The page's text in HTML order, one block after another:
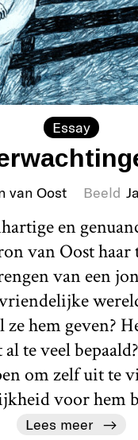
Essay
van Oost Beeld
en
van Oost
van een
hem geven?
te veel
om zelf uit te
voor hem
Lees meer